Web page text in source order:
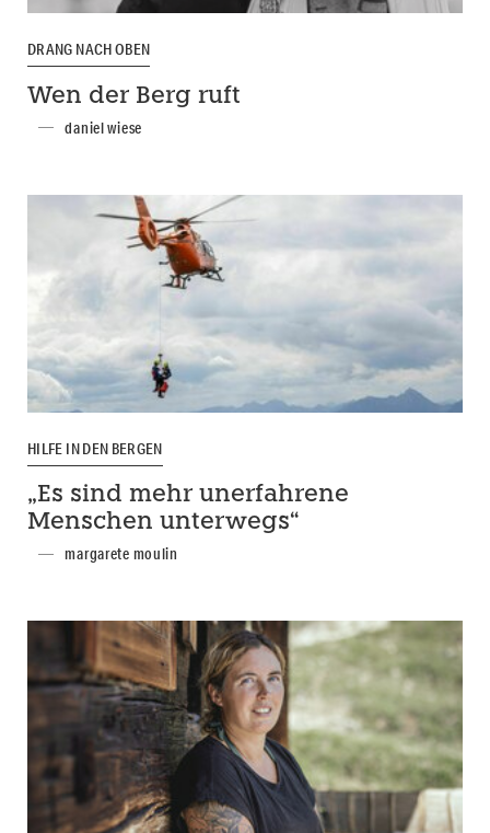
DRANG NACH OBEN
Wen der Berg ruft
daniel wiese
HILFE IN DEN BERGEN
„Es sind mehr unerfahrene
Menschen unterwegs“
margarete moulin